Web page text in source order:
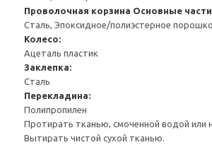
Проволочная корзина Основные
Сталь, Эпоксидное/полиэстерное
Колесо:
Ацеталь пластик
Заклепка:
Сталь
Перекладина:
Полипропилен
Протирать тканью, смоченной водой
Вытирать чистой сухой тканью.